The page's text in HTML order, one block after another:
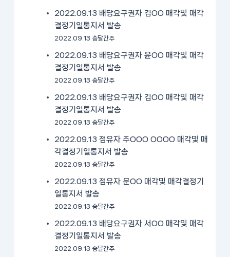
2022.09.13 배당요구권자 김OO 매각및 매각
결정기일통지서 발송
2022.09.13 송달간주
2022.09.13 배당요구권자 윤OO 매각및 매각
결정기일통지서 발송
2022.09.13 송달간주
2022.09.13 배당요구권자 김OO 매각및 매각
결정기일통지서 발송
2022.09.13 송달간주
2022.09.13 점유자 주OOO OOOO 매각및 매
각결정기일통지서 발송
2022.09.13 송달간주
2022.09.13 점유자 문OO 매각및 매각결정기
일통지서 발송
2022.09.13 송달간주
2022.09.13 배당요구권자 서OO 매각및 매각
결정기일통지서 발송
2022.09.13 송달간주